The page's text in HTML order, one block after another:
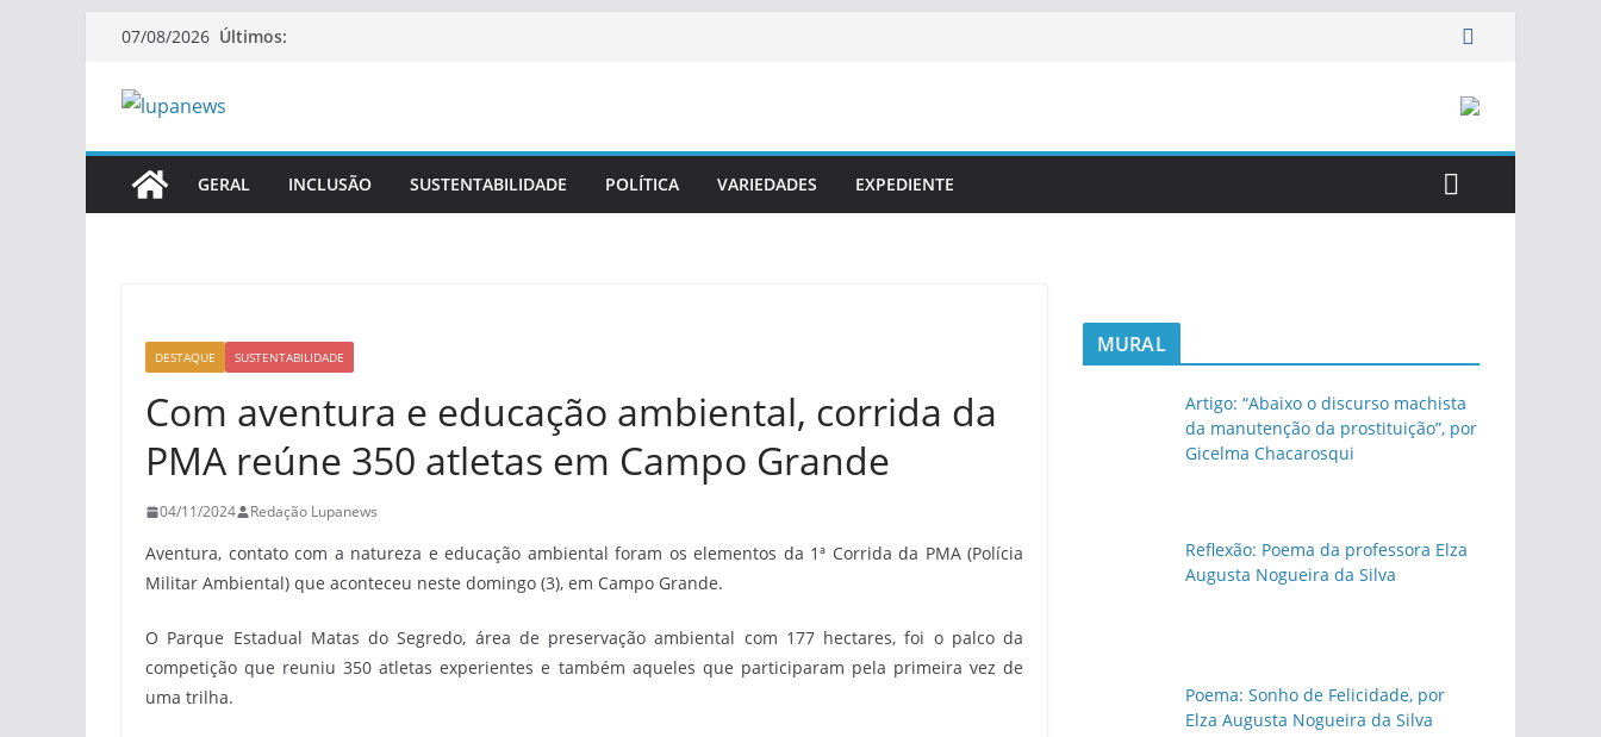
Pular07/08/2026 Últimos:
GERAL INCLUSÃO SUSTENTABILIDADE POLÍTICA VARIEDADES EXPEDIENTE
DESTAQUE SUSTENTABILIDADE
Com aventura e educação ambiental, corrida da
PMA reúne 350 atletas em Campo Grande
04/11/2024 Redação Lupanews
Aventura, contato com a natureza e educação ambiental foram os elementos da 1ª Corrida da PMA (Polícia
Militar Ambiental) que aconteceu neste domingo (3), em Campo Grande.
O Parque Estadual Matas do Segredo, área de preservação ambiental com 177 hectares, foi o palco da
competição que reuniu 350 atletas experientes e também aqueles que participaram pela primeira vez de
uma trilha.
MURAL
Artigo: “Abaixo o discurso machista
da manutenção da prostituição”, por
Gicelma Chacarosqui
Reflexão: Poema da professora Elza
Augusta Nogueira da Silva
Poema: Sonho de Felicidade, por
Elza Augusta Nogueira da Silva